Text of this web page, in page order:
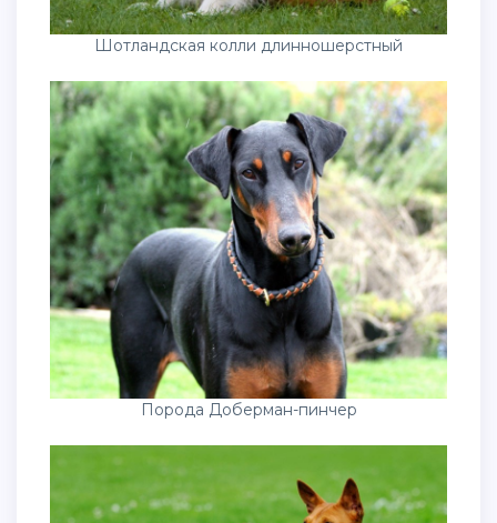
Шотландская колли длинношерстный
Порода Доберман-пинчер